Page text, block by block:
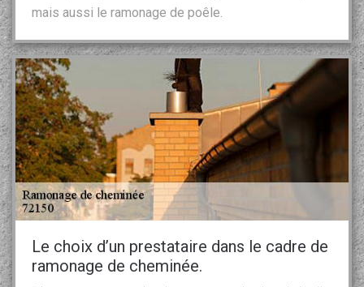
mais aussi le ramonage de poêle.
Le choix d’un prestataire dans le cadre de
ramonage de cheminée.